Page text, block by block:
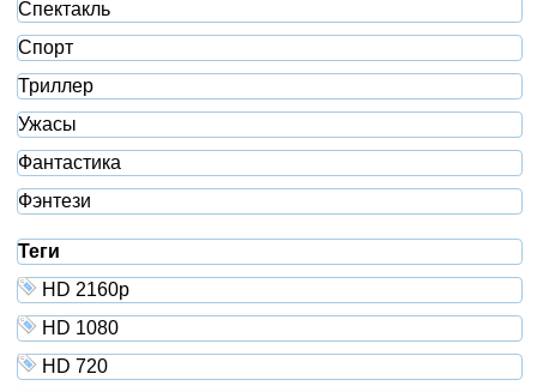
Спектакль
Спорт
Триллер
Ужасы
Фантастика
Фэнтези
Теги
HD 2160р
HD 1080
HD 720